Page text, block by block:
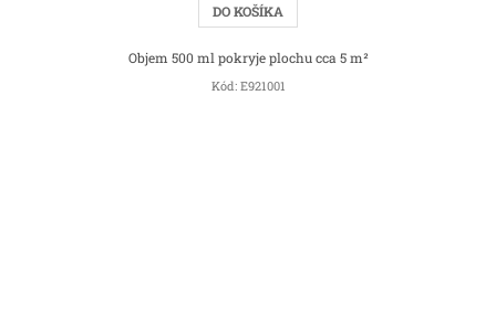
DO KOŠÍKA
Objem 500 ml pokryje plochu cca 5 m²
Kód: E921001